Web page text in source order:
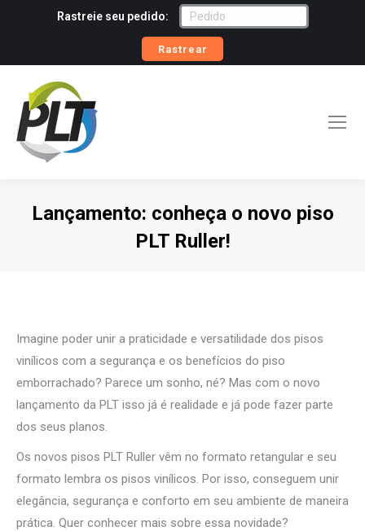
Rastreie seu pedido:
Rastrear
Lançamento: conheça o novo piso
PLT Ruller!
Imagine poder unir a praticidade e versatilidade dos pisos
vinílicos com a segurança e os benefícios do piso
emborrachado? Parece um sonho, né? Mas com o novo
lançamento da PLT isso já é realidade e já pode fazer parte
dos seus planos.
Os novos pisos PLT Ruller vêm no formato retangular e seu
formato lembra os pisos vinílicos. Por isso, conseguem unir
elegância, segurança e conforto em seu ambiente de maneira
prática. Quer conhecer mais sobre essa novidade?